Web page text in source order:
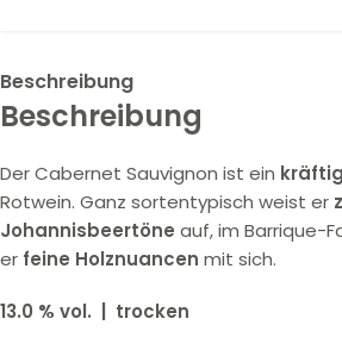
Beschreibung
Beschreibung
Der Cabernet Sauvignon ist ein
Rotwein. Ganz sortentypisch weist er
Johannisbeertöne auf, im Barrique-
er feine Holznuancen mit sich.
13.0 % vol. | trocken